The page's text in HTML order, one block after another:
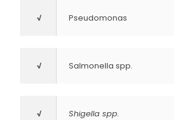
√ Pseudomonas
√ Salmonella spp.
√ Shigella spp.